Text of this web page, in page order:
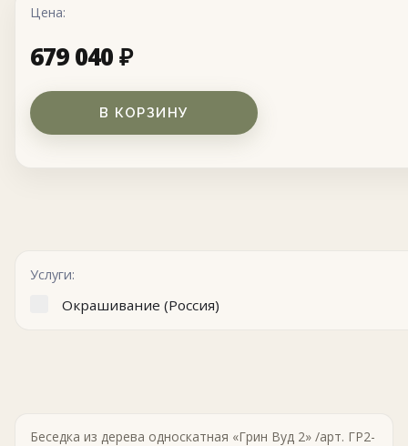
Цена:
679 040₽
В КОРЗИНУ
Услуги:
Окрашивание (Россия)
Беседка из дерева односкатная «Грин Вуд 2» /арт. ГР2-